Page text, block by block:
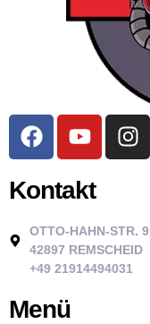
Kontakt
OTTO-HAHN-STR. 9
42897 REMSCHEID
+49 21914494031
Menü